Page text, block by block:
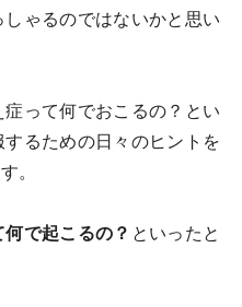
ゃるのではないかと思い
って何でおこるの？とい
るための日々のヒントを
。
で起こるの？ といったと